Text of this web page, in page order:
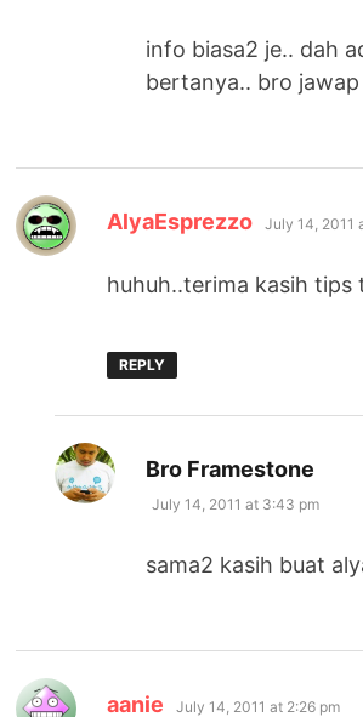
info biasa2 je.. dah
bertanya.. bro jawap
AlyaEsprezzo says:
July 14, 2011
huhuh..terima kasih tips
REPLY
Bro Framestone
July 14, 2011 at 3:43 pm
sama2 kasih buat
aanie says:
July 14, 2011 at 2:26 pm